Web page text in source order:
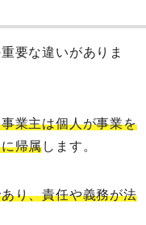
要な違いがありま
業主は個人が事業を
帰属します。
り、責任や義務が法